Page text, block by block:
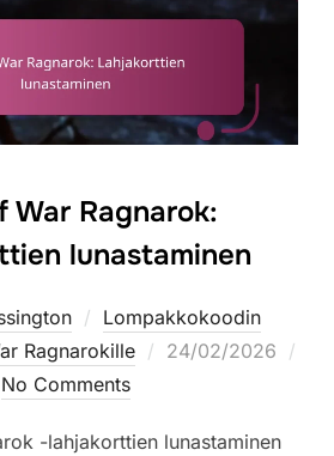
War Ragnarok:
lunastaminen
Lompakkokoodin
Ragnarokille
Posted
24/02/2026
No Comments
-lahjakorttien lunastaminen